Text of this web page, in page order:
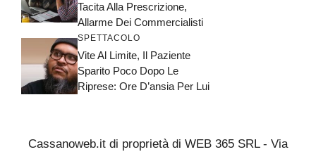
Tacita Alla Prescrizione,
Allarme Dei Commercialisti
SPETTACOLO
Vite Al Limite, Il Paziente
Sparito Poco Dopo Le
Riprese: Ore D’ansia Per Lui
Cassanoweb.it di proprietà di WEB 365 SRL - Via